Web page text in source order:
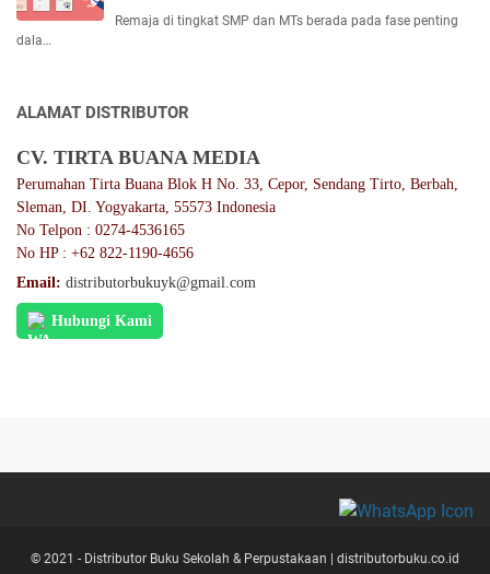
Remaja di tingkat SMP dan MTs berada pada fase penting
dala…
ALAMAT DISTRIBUTOR
CV. TIRTA BUANA MEDIA
Perumahan Tirta Buana Blok H No. 33, Cepor, Sendang Tirto, Berbah,
Sleman, DI. Yogyakarta, 55573 Indonesia
No Telpon : 0274-4536165
No HP : +62 822-1190-4656
Email: distributorbukuyk@gmail.com
Hubungi Kami
© 2021 - Distributor Buku Sekolah & Perpustakaan | distributorbuku.co.id